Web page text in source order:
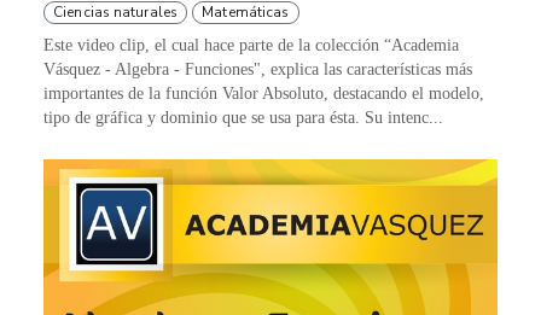
Ciencias naturales Matemáticas
Este video clip, el cual hace parte de la colección “Academia
Vásquez - Algebra - Funciones", explica las características más
importantes de la función Valor Absoluto, destacando el modelo,
tipo de gráfica y dominio que se usa para ésta. Su intenc...